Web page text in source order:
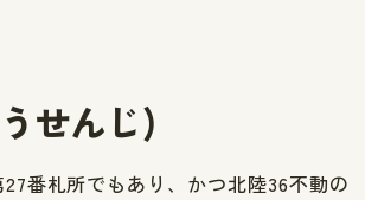
せんじ)
番札所でもあり、かつ北陸36不動の